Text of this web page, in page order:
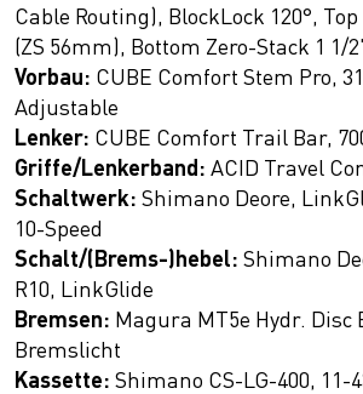
Cable Routing), BlockLock 120°,
(ZS 56mm), Bottom Zero-Stack 1 1/
Vorbau: CUBE Comfort Stem Pro,
Adjustable
Lenker: CUBE Comfort Trail Bar,
Griffe/Lenkerband: ACID Travel
Schaltwerk: Shimano Deore,
10-Speed
Schalt/(Brems-)hebel: Shimano
R10, LinkGlide
Bremsen: Magura MT5e Hydr. Disc
Bremslicht
Kassette: Shimano CS-LG-400, 11-